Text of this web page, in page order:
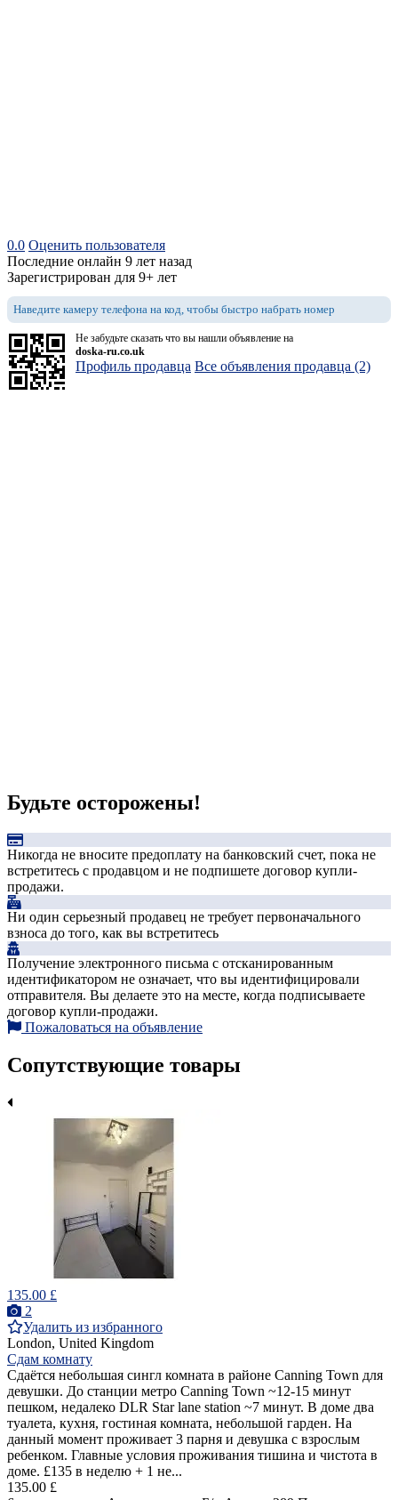
0.0 Оценить пользователя
Последние онлайн 9 лет назад
Зарегистрирован для 9+ лет
Наведите камеру телефона на код, чтобы быстро набрать номер
Не забудьте сказать что вы нашли объявление на
doska-ru.co.uk
Профиль продавца Все объявления продавца (2)
Будьте осторожены!
Никогда не вносите предоплату на банковский счет, пока не
встретитесь с продавцом и не подпишете договор купли-
продажи.
Ни один серьезный продавец не требует первоначального
взноса до того, как вы встретитесь
Получение электронного письма с отсканированным
идентификатором не означает, что вы идентифицировали
отправителя. Вы делаете это на месте, когда подписываете
договор купли-продажи.
Пожаловаться на объявление
Сопутствующие товары
135.00 £
2
Удалить из избранного
London, United Kingdom
Сдам комнату
Сдаётся небольшая сингл комната в районе Canning Town для
девушки. До станции метро Canning Town ~12-15 минут
пешком, недалеко DLR Star lane station ~7 минут. В доме два
туалета, кухня, гостиная комната, небольшой гарден. На
данный момент проживает 3 парня и девушка с взрослым
ребенком. Главные условия проживания тишина и чистота в
доме. £135 в неделю + 1 не...
135.00 £